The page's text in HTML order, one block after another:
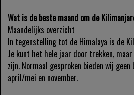
Wat is de beste maand om de
Maandelijks overzicht
In tegenstelling tot de Himalaya is de
Je kunt het hele jaar door trekken,
zijn. Normaal gesproken bieden wij
april/mei en november.